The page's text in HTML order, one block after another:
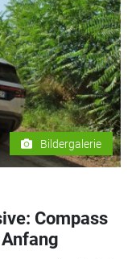
Bildergalerie
Compass